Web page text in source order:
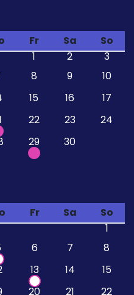
Fr Sa
So
1
2
3
8 9
10
15 16
17
22 23
24
29 30
Fr Sa
So
1
6 7
8
13 14
15
20 21 22